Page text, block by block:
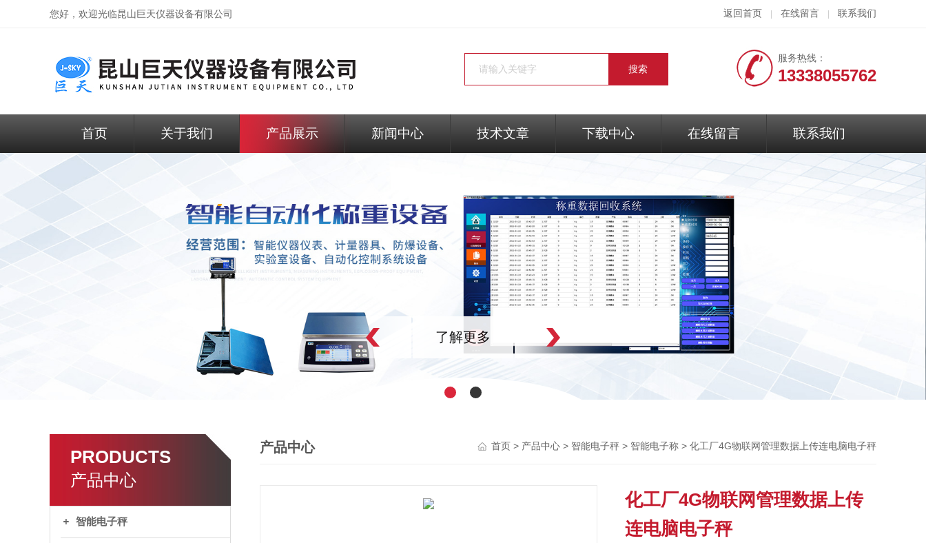
您好，欢迎光临昆山巨天仪器设备有限公司 返回首页 在线留言 联系我们
服务热线：
13338055762
首页 关于我们 产品展示 新闻中心 技术文章 下载中心 在线留言 联系我们
了解更多
PRODUCTS
产品中心
智能电子秤
产品中心 首页 > 产品中心 > 智能电子秤 > 智能电子称 > 化工厂4G物联网管理数据上传连电脑电子秤
化工厂4G物联网管理数据上传
连电脑电子秤